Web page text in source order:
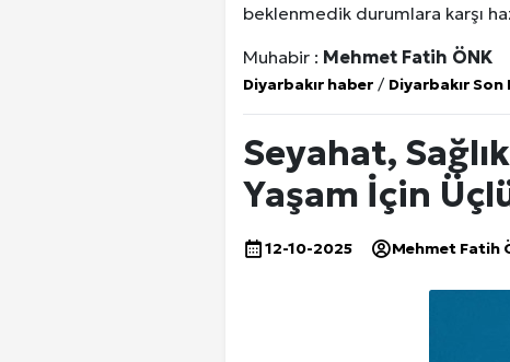
beklenmedik durumlara karşı
Muhabir : Mehmet Fatih ÖNK
Diyarbakır haber / Diyarbakır Son
Seyahat,
Yaşam İçin
12-10-2025 Mehmet Fatih